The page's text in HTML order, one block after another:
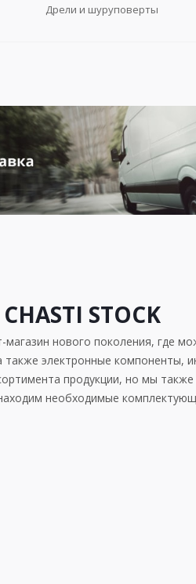
Дрели и шуруповерты
STOCK
нового поколения, где
также электронные
продукции, но мы
необходимые